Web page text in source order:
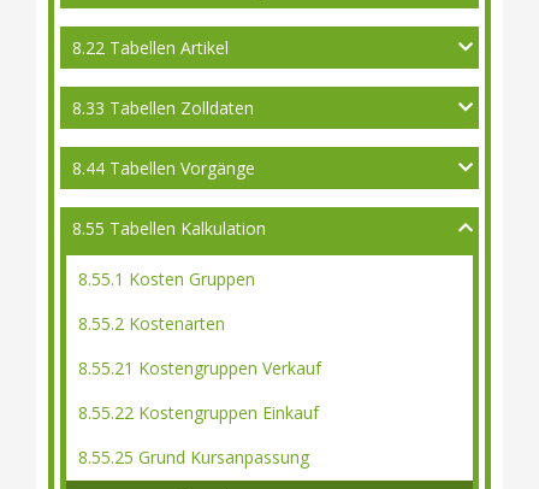
8.22 Tabellen Artikel
8.33 Tabellen Zolldaten
8.44 Tabellen Vorgänge
8.55 Tabellen Kalkulation
8.55.1 Kosten Gruppen
8.55.2 Kostenarten
8.55.21 Kostengruppen Verkauf
8.55.22 Kostengruppen Einkauf
8.55.25 Grund Kursanpassung